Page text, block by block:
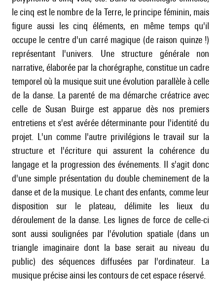
le cinq est le nombre de la Terre, le principe féminin, mais
figure aussi les cinq éléments, en même temps qu'il
occupe le centre d'un carré magique (de raison quinze !)
représentant l'univers. Une structure générale non
narrative, élaborée par la chorégraphe, constitue un cadre
temporel où la musique suit une évolution parallèle à celle
de la danse. La parenté de ma démarche créatrice avec
celle de Susan Buirge est apparue dès nos premiers
entretiens et s'est avérée déterminante pour l'identité du
projet. L'un comme l'autre privilégions le travail sur la
structure et l'écriture qui assurent la cohérence du
langage et la progression des événements. Il s'agit donc
d'une simple présentation du double cheminement de la
danse et de la musique. Le chant des enfants, comme leur
disposition sur le plateau, délimite les lieux du
déroulement de la danse. Les lignes de force de celle-ci
sont aussi soulignées par l'évolution spatiale (dans un
triangle imaginaire dont la base serait au niveau du
public) des séquences diffusées par l'ordinateur. La
musique précise ainsi les contours de cet espace réservé.